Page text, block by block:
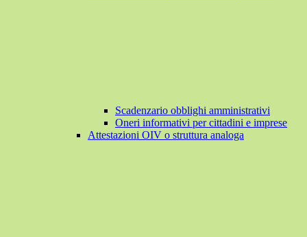
Scadenzario obblighi amministrativi
Oneri informativi per cittadini e imprese
Attestazioni OIV o struttura analoga